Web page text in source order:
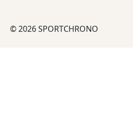
© 2026 SPORTCHRONO